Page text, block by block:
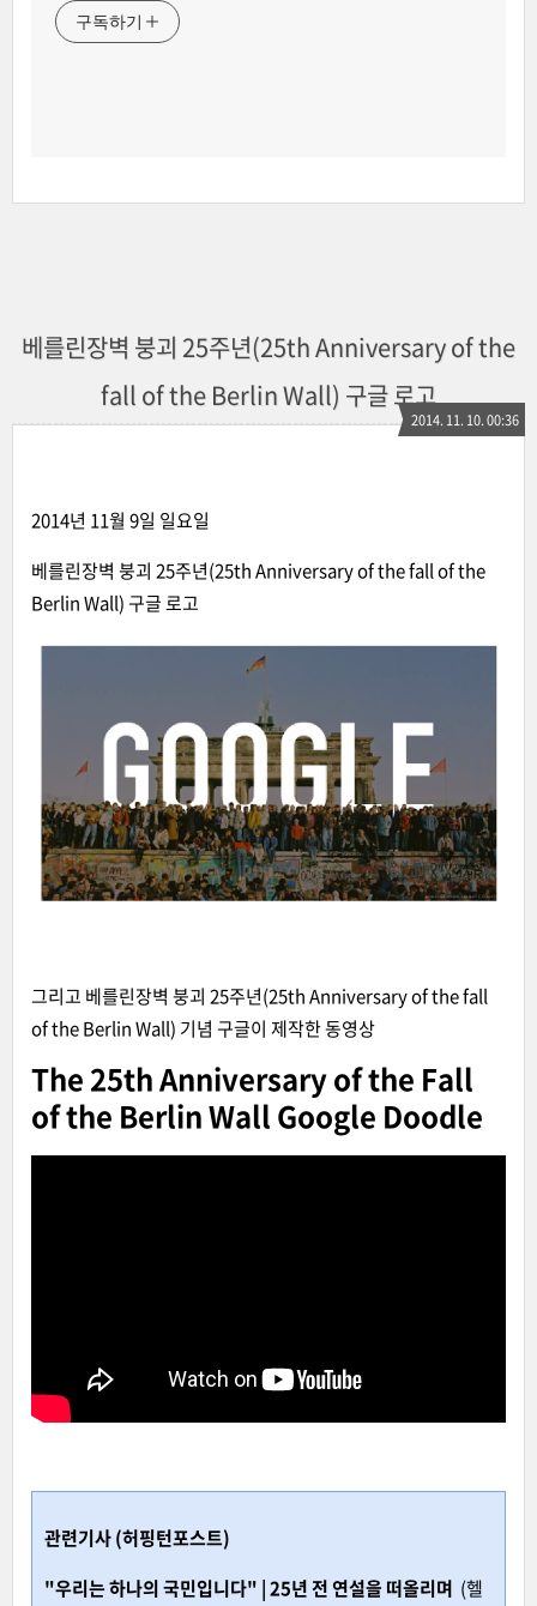
구독하기
베를린장벽 붕괴 25주년(25th Anniversary of the
fall of the Berlin Wall) 구글 로고
2014. 11. 10. 00:36
2014년 11월 9일 일요일
베를린장벽 붕괴 25주년(25th Anniversary of the fall of the
Berlin Wall) 구글 로고
그리고 베를린장벽 붕괴 25주년(25th Anniversary of the fall
of the Berlin Wall) 기념 구글이 제작한 동영상
The 25th Anniversary of the Fall
of the Berlin Wall Google Doodle
관련기사 (허핑턴포스트)
"우리는 하나의 국민입니다" | 25년 전 연설을 떠올리며 (헬